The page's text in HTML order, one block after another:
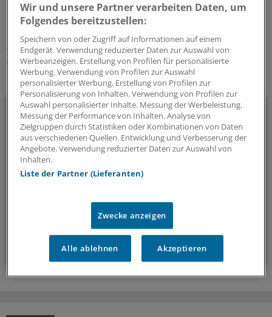
Schlagworte:
Personalien Baden-Württemberg Klinik-Management
Chirurgie
Ihr Newsletter zum Thema
Menschen & Leben
Außergewöhnliche Menschen, beeindruckende
Persönlichkeiten und Kolleginnen und Kollegen, die etwas
Neues wagen: In diesem Newsletter erzählen wir
Geschichten aus dem (Arbeits-)Leben.
vier Mal im Jahr (Mittwoch)
Zum Abonnieren bitte anmelden
Wir und unsere Partner verarbeiten Daten, um
Folgendes bereitzustellen:
Speichern von oder Zugriff auf Informationen auf einem
Endgerät. Verwendung reduzierter Daten zur Auswahl von
Werbeanzeigen. Erstellung von Profilen für personalisierte
Werbung. Verwendung von Profilen zur Auswahl
personalisierter Werbung. Erstellung von Profilen zur
Personalisierung von Inhalten. Verwendung von Profilen zur
Auswahl personalisierter Inhalte. Messung der Werbeleistung.
Messung der Performance von Inhalten. Analyse von
Zielgruppen durch Statistiken oder Kombinationen von Daten
aus verschiedenen Quellen. Entwicklung und Verbesserung der
Angebote. Verwendung reduzierter Daten zur Auswahl von
Inhalten.
Liste der Partner (Lieferanten)
Zwecke anzeigen
Alle ablehnen Akzeptieren